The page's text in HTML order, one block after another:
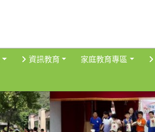
資訊教育 家庭教育專區